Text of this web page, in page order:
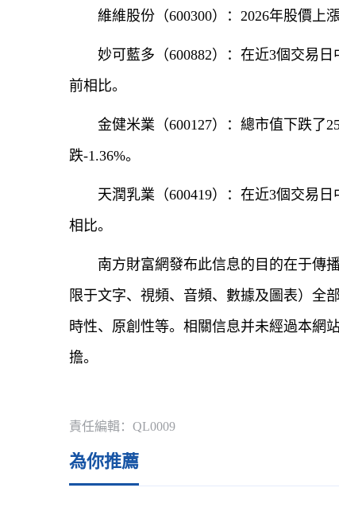
維維股份（600300）：2026年股價上漲
妙可藍多（600882）：在近3個交易
前相比。
金健米業（600127）：總市值下跌了
跌-1.36%。
天潤乳業（600419）：在近3個交易
相比。
南方財富網發布此信息的目的在于傳
限于文字、視頻、音頻、數據及圖表）全
時性、原創性等。相關信息并未經過本網
擔。
責任編輯：QL0009
為你推薦